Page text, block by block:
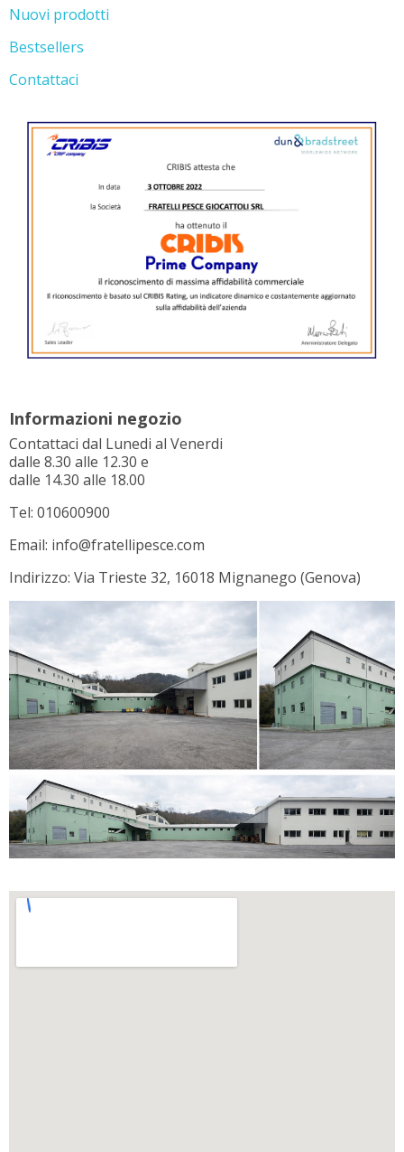
Nuovi prodotti
Bestsellers
Contattaci
Informazioni negozio
Contattaci dal Lunedi al Venerdi
dalle 8.30 alle 12.30 e
dalle 14.30 alle 18.00
Tel: 010600900
Email: info@fratellipesce.com
Indirizzo: Via Trieste 32, 16018 Mignanego (Genova)